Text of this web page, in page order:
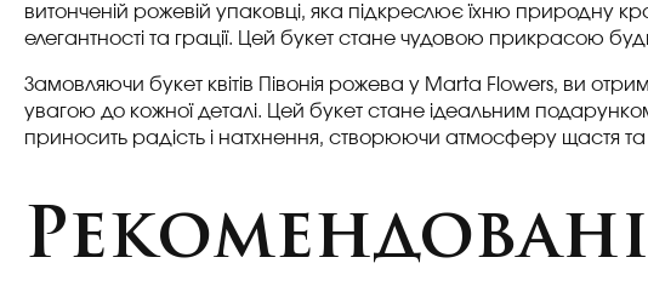
витонченій рожевій упаковці, яка підкреслює їхню природну
елегантності та грації. Цей букет стане чудовою прикрасою
Замовляючи букет квітів Півонія рожева у Marta Flowers, ви
увагою до кожної деталі. Цей букет стане ідеальним
приносить радість і натхнення, створюючи атмосферу щастя